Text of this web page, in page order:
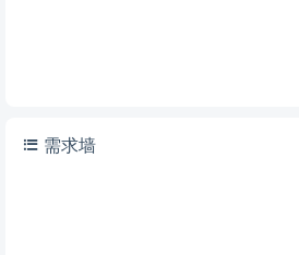
需求墙